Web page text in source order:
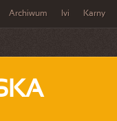
Archiwum Ivi Karny